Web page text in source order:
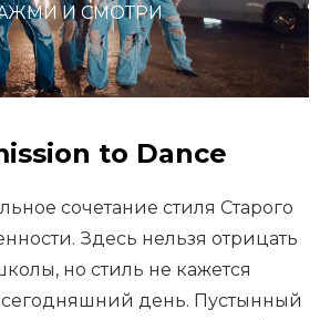
И СМОТРИ
to Dance
сочетание стиля Старого
Здесь нельзя отрицать
но стиль не кажется
день. Пустынный